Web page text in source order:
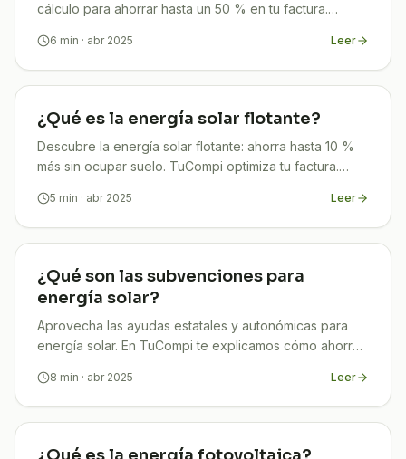
cálculo para ahorrar hasta un 50 % en tu factura.
6 min · abr 2025 Leer
¿Qué es la energía solar flotante?
Descubre la energía solar flotante: ahorra hasta 10 %
más sin ocupar suelo. TuCompi optimiza tu factura.
5 min · abr 2025 Leer
¿Qué son las subvenciones para
energía solar?
Aprovecha las ayudas estatales y autonómicas para
energía solar. En TuCompi te explicamos cómo ahorrar
8 min · abr 2025 Leer